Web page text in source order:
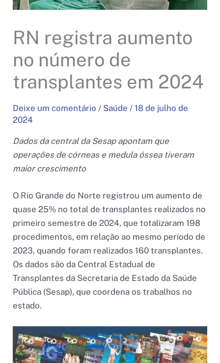
RN registra aumento
no número de
transplantes em 2024
Deixe um comentário / Saúde /18 de julho de
2024
Dados da central da Sesap apontam que
operações de córneas e medula óssea tiveram
maior crescimento
O Rio Grande do Norte registrou um aumento de
quase 25% no total de transplantes realizados no
primeiro semestre de 2024, que totalizaram 198
procedimentos, em relação ao mesmo período de
2023, quando foram realizados 160 transplantes.
Os dados são da Central Estadual de
Transplantes da Secretaria de Estado da Saúde
Pública (Sesap), que coordena os trabalhos no
estado.